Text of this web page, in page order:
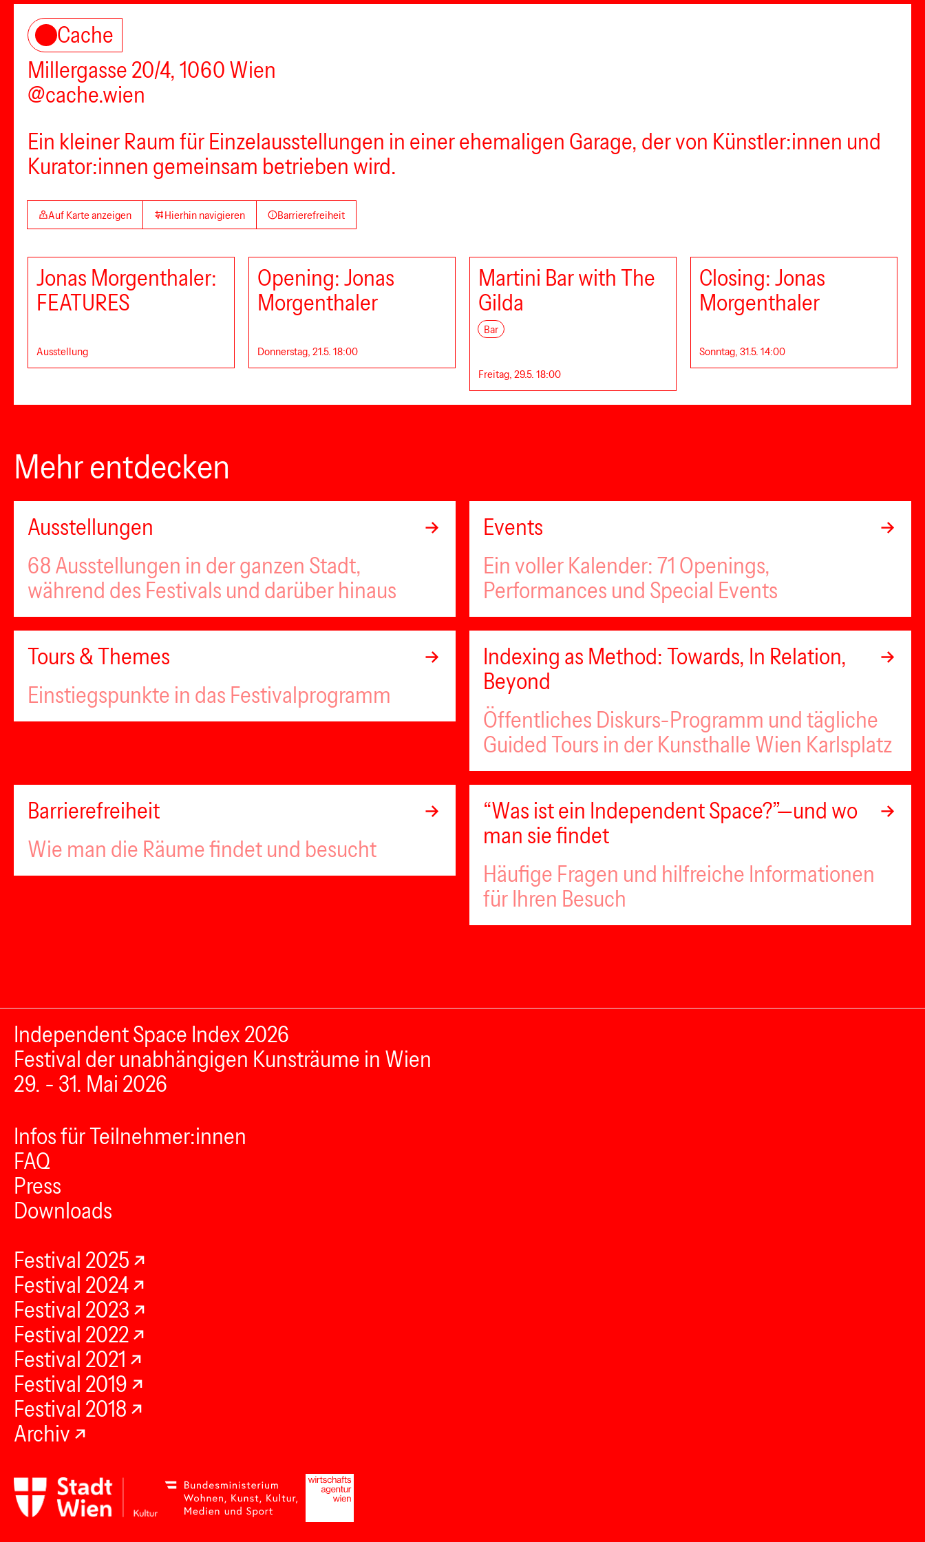
Cache
Millergasse 20/4, 1060 Wien
@cache.wien
Ein kleiner Raum für Einzelausstellungen in einer ehemaligen Garage, der von Künstler:innen und
Kurator:innen gemeinsam betrieben wird.
Auf Karte anzeigen Hierhin navigieren Barrierefreiheit
Jonas Morgenthaler:
FEATURES
Ausstellung
Opening: Jonas
Morgenthaler
Donnerstag, 21.5. 18:00
Martini Bar with The
Gilda
Bar
Freitag, 29.5. 18:00
Closing: Jonas
Morgenthaler
Sonntag, 31.5. 14:00
Mehr entdecken
Ausstellungen
68 Ausstellungen in der ganzen Stadt,
während des Festivals und darüber hinaus
Events
Ein voller Kalender: 71 Openings,
Performances und Special Events
Tours & Themes
Einstiegspunkte in das Festivalprogramm
Indexing as Method: Towards, In Relation,
Beyond
Öffentliches Diskurs-Programm und tägliche
Guided Tours in der Kunsthalle Wien Karlsplatz
Barrierefreiheit
Wie man die Räume findet und besucht
“Was ist ein Independent Space?”—und wo
man sie findet
Häufige Fragen und hilfreiche Informationen
für Ihren Besuch
Independent Space Index 2026
Festival der unabhängigen Kunsträume in Wien
29. - 31. Mai 2026
Infos für Teilnehmer:innen
FAQ
Press
Downloads
Festival 2025
Festival 2024
Festival 2023
Festival 2022
Festival 2021
Festival 2019
Festival 2018
Archiv